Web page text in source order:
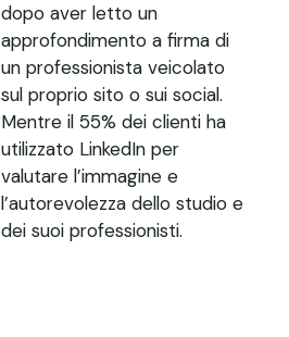
dopo aver letto un
approfondimento a firma di
un professionista veicolato
sul proprio sito o sui social.
Mentre il 55% dei clienti ha
utilizzato LinkedIn per
valutare l’immagine e
l’autorevolezza dello studio e
dei suoi professionisti.